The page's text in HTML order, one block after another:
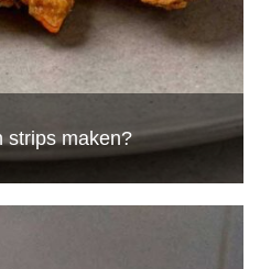
strips maken?